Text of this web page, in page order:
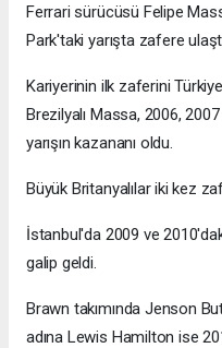
Ferrari sürücüsü Felipe
Park'taki yarışta zafere
Kariyerinin ilk zaferini
Brezilyalı Massa, 2006,
yarışın kazananı oldu.
Büyük Britanyalılar iki kez
İstanbul'da 2009 ve
galip geldi.
Brawn takımında Jenson
adına Lewis Hamilton ise